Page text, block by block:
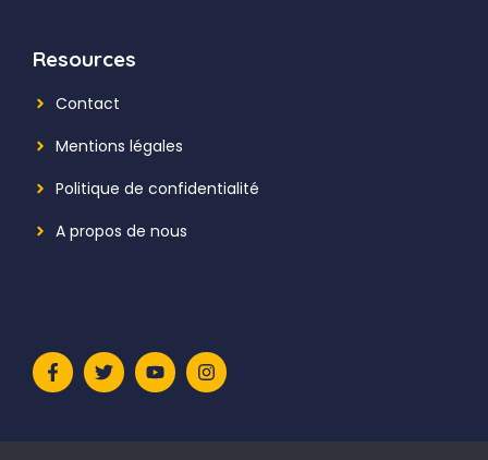
Resources
Contact
Mentions légales
Politique de confidentialité
A propos de nous